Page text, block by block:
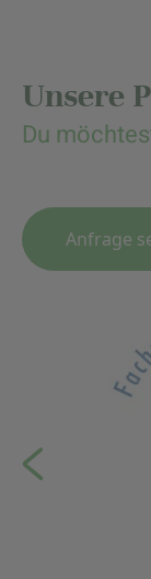
Unsere
Du
Anfrage